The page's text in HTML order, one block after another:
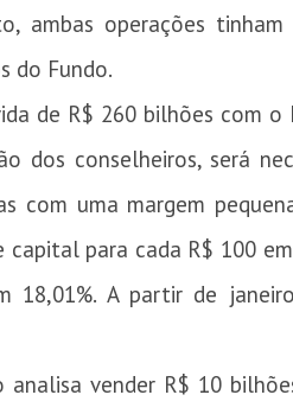
ambas operações
do Fundo.
de R$ 260 bilhões com
dos conselheiros, será
com uma margem
capital para cada R$ 100
18,01%. A partir de
vender R$ 10